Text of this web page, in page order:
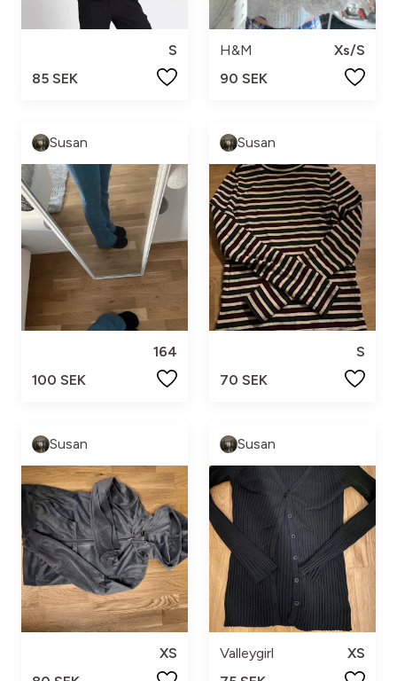
S
85 SEK
H&M
Xs/S
90 SEK
Susan
164
100 SEK
Susan
S
70 SEK
Susan
XS
Susan
Valleygirl
XS